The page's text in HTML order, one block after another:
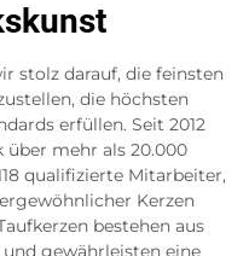
stolz darauf, die feinsten
die höchsten
erfüllen. Seit 2012
über mehr als 20.000
qualifizierte Mitarbeiter,
Kerzen
bestehen aus
gewährleisten eine